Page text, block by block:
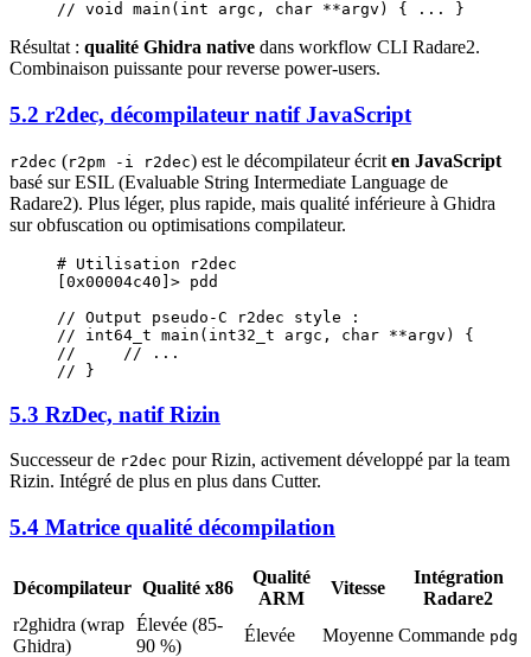
// void main ( int argc, char **argv ) { ... }
Résultat : qualité Ghidra native dans workflow CLI Radare2.
Combinaison puissante pour reverse power-users.
5.2 r2dec, décompilateur natif JavaScript
r2dec (r2pm -i r2dec) est le décompilateur écrit en JavaScript
basé sur ESIL (Evaluable String Intermediate Language de
Radare2). Plus léger, plus rapide, mais qualité inférieure à Ghidra
sur obfuscation ou optimisations compilateur.
# Utilisation r2dec
[0x00004c40] > pdd
// Output pseudo-C r2dec style :
// int64_t main ( int32_t argc, char **argv ) {
//
     //
...
// }
5.3 RzDec, natif Rizin
Successeur de r2dec pour Rizin, activement développé par la team
Rizin. Intégré de plus en plus dans Cutter.
5.4 Matrice qualité décompilation
Décompilateur Qualité x86
Qualité
ARM
Vitesse
Intégration
Radare2
r2ghidra (wrap
Ghidra)
Élevée (85-
90 %)
Élevée Moyenne Commande pdg